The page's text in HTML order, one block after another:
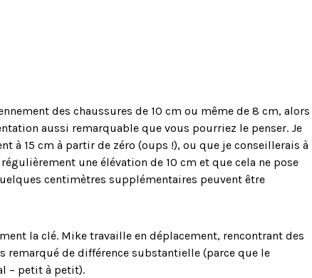
des chaussures de 10 cm ou même de 8 cm, alors
aussi remarquable que vous pourriez le penser. Je
à 15 cm à partir de zéro (oups !), ou que je conseillerais à
une élévation de 10 cm et que cela ne pose
centimètres supplémentaires peuvent être
la clé. Mike travaille en déplacement, rencontrant des
remarqué de différence substantielle (parce que le
– petit à petit).